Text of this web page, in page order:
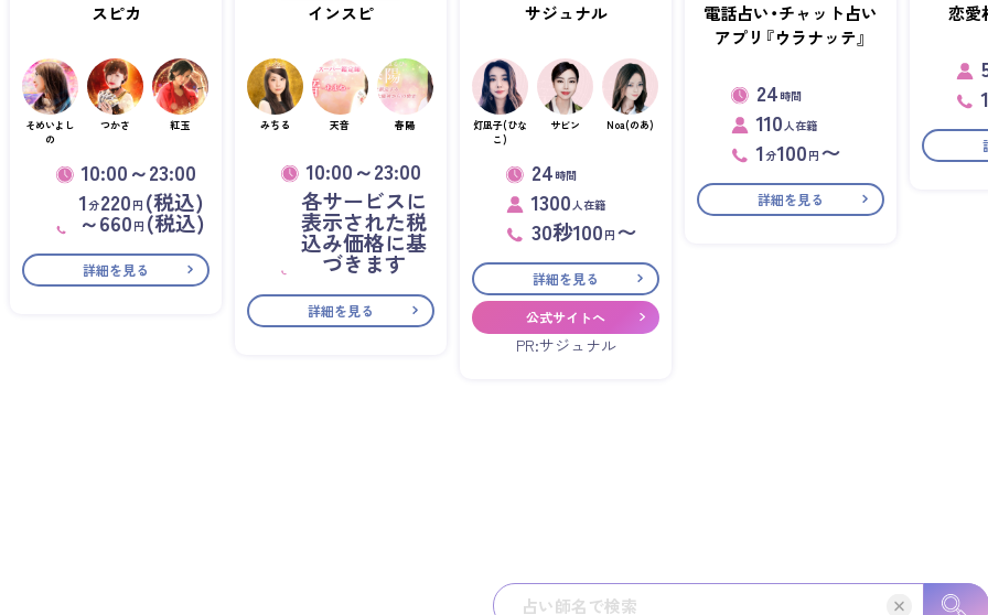
スピカ
そめいよし
の
つかさ 紅玉
10:00～23:00
1分220 円 (税込)
～660 円 (税込)
詳細を見る
インスピ
みちる 天音 春陽
10:00～23:00
各サービスに
表示された税
込み価格に基
づきます
詳細を見る
サジュナル
灯凪子(ひな
こ)
サビン Noa(のあ)
24 時間
1300人在籍
30秒100 円 〜
詳細を見る
公式サイトへ
PR:サジュナル
電話占い・チャット占い
アプリ『ウラナッテ』
24 時間
110人在籍
1分100 円 〜
詳細を見る
恋愛
1